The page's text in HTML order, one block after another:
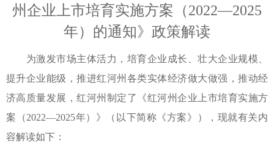
州企业上市培育实施方案（2022—2025
年）的通知》政策解读
为激发市场主体活力，培育企业成长、壮大企业规模、
提升企业能级，推进红河州各类实体经济做大做强，推动经
济高质量发展，红河州制定了《红河州企业上市培育实施方
案（2022—2025年）》（以下简称《方案》），现就有关内
容解读如下：